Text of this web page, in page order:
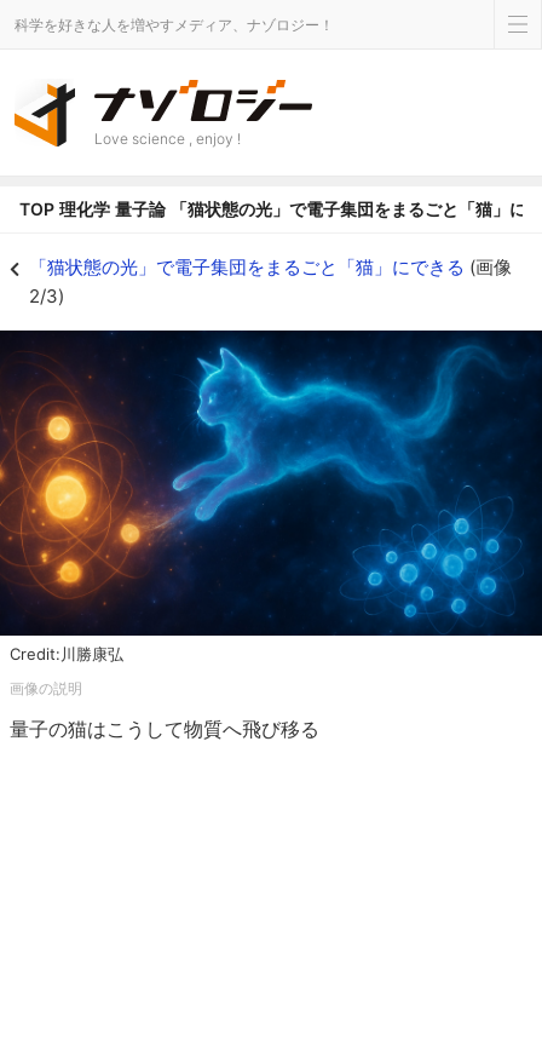
科学を好きな人を増やすメディア、ナゾロジー！
Love science , enjoy !
TOP 理化学 量子論 「猫状態の光」で電子集団をまるごと「猫」に
「猫状態の光」で電子集団をまるごと「猫」にできる (画像
2/3)
Credit:川勝康弘
量子の猫はこうして物質へ飛び移る